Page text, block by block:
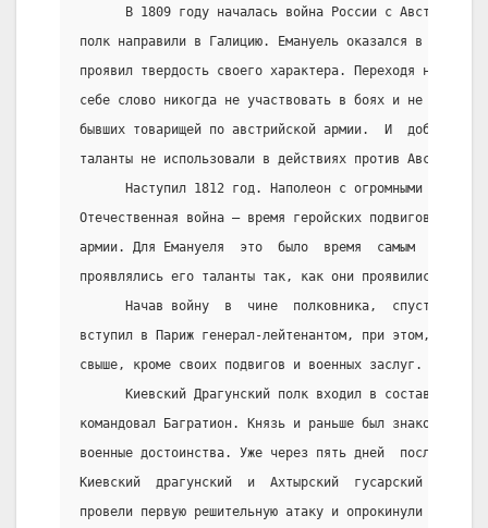
В 1809 году началась война России с Австрией,
полк направили в Галицию. Емануель оказался в
проявил твердость своего характера. Переходя на
себе слово никогда не участвовать в боях и не
бывших товарищей по австрийской армии.  И  добился
таланты не использовали в действиях против Австрии.
Наступил 1812 год. Наполеон с огромными
Отечественная война – время геройских подвигов всех
армии. Для Емануеля  это  было  время  самым
проявлялись его таланты так, как они проявились во
Начав войну  в  чине  полковника,  спустя
вступил в Париж генерал-лейтенантом, при этом,  не
свыше, кроме своих подвигов и военных заслуг.
Киевский Драгунский полк входил в состав 2-й
командовал Багратион. Князь и раньше был знаком с
военные достоинства. Уже через пять дней  после
Киевский  драгунский  и  Ахтырский  гусарский  под
провели первую решительную атаку и опрокинули